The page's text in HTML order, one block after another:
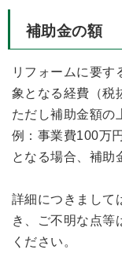
補助金の額
リフォームに要す
象となる経費（税
ただし補助金額の
例：事業費100万
となる場合、補助
詳細につきまして
き、ご不明な点等
ください。